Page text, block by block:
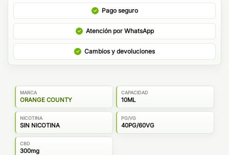
Pago seguro
Atención por WhatsApp
Cambios y devoluciones
MARCA
ORANGE COUNTY
CAPACIDAD
10ML
NICOTINA
SIN NICOTINA
PG/VG
40PG/60VG
CBD
300mg